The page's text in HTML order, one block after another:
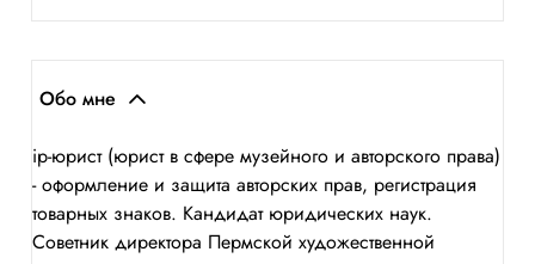
Обо мне
ip-юрист (юрист в сфере музейного и авторского права)
- оформление и защита авторских прав, регистрация
товарных знаков. Кандидат юридических наук.
Советник директора Пермской художественной